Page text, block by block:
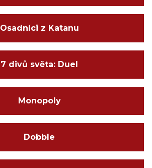
Osadníci z Katanu
7 divů světa: Duel
Monopoly
Dobble